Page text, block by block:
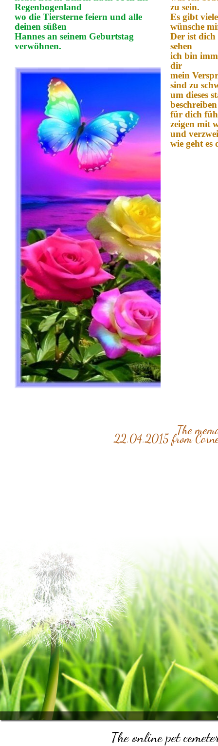
Regenbogenland
wo die Tiersterne feiern und alle
deinen süßen
Hannes an seinem Geburtstag
verwöhnen.
zu sein.
Es gibt
wünsche
Der ist
sehen
ich bin
dir
mein
sind zu
um dieses
für dich
zeigen mit
und
wie geht es
The
22.04.2015 from
The online pet